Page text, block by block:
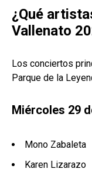
¿Qué
Vallenato
Los conciertos
Parque de la
Miércoles 29
Mono Zabaleta
Karen Lizarazo